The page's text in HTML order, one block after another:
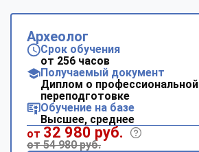
Археолог
Срок обучения
от 256 часов
Получаемый документ
Диплом о профессиональной
переподготовке
Обучение на базе
Высшее, среднее
от 32 980 руб.
от 54 980 руб.